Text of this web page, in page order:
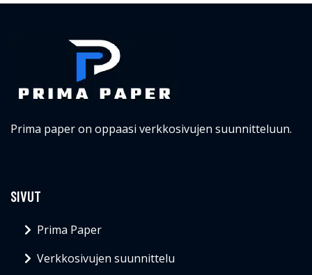
Prima paper on oppaasi verkkosivujen suunnitteluun.
SIVUT
Prima Paper
Verkkosivujen suunnittelu